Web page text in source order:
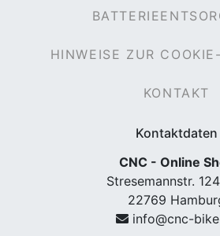
HINWEISE ZUR
KONTAKT
Kontaktdaten
CNC - Online
Stresemannstr.
22769
info@cnc-